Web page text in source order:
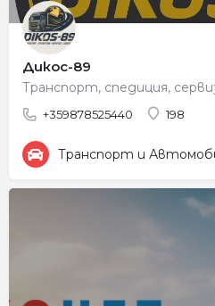
Дикос-89
Транспорт, спедиция,
+359878525440 198
Транспорт и